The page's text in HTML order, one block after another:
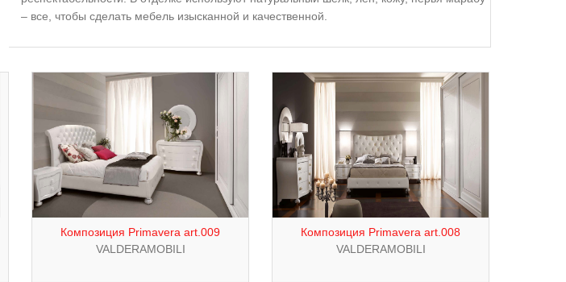
– все, чтобы сделать мебель изысканной и качественной.
Композиция Primavera art.009
VALDERAMOBILI
Композиция Primavera art.008
VALDERAMOBILI